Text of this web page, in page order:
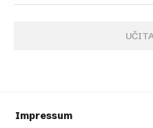
Impressum